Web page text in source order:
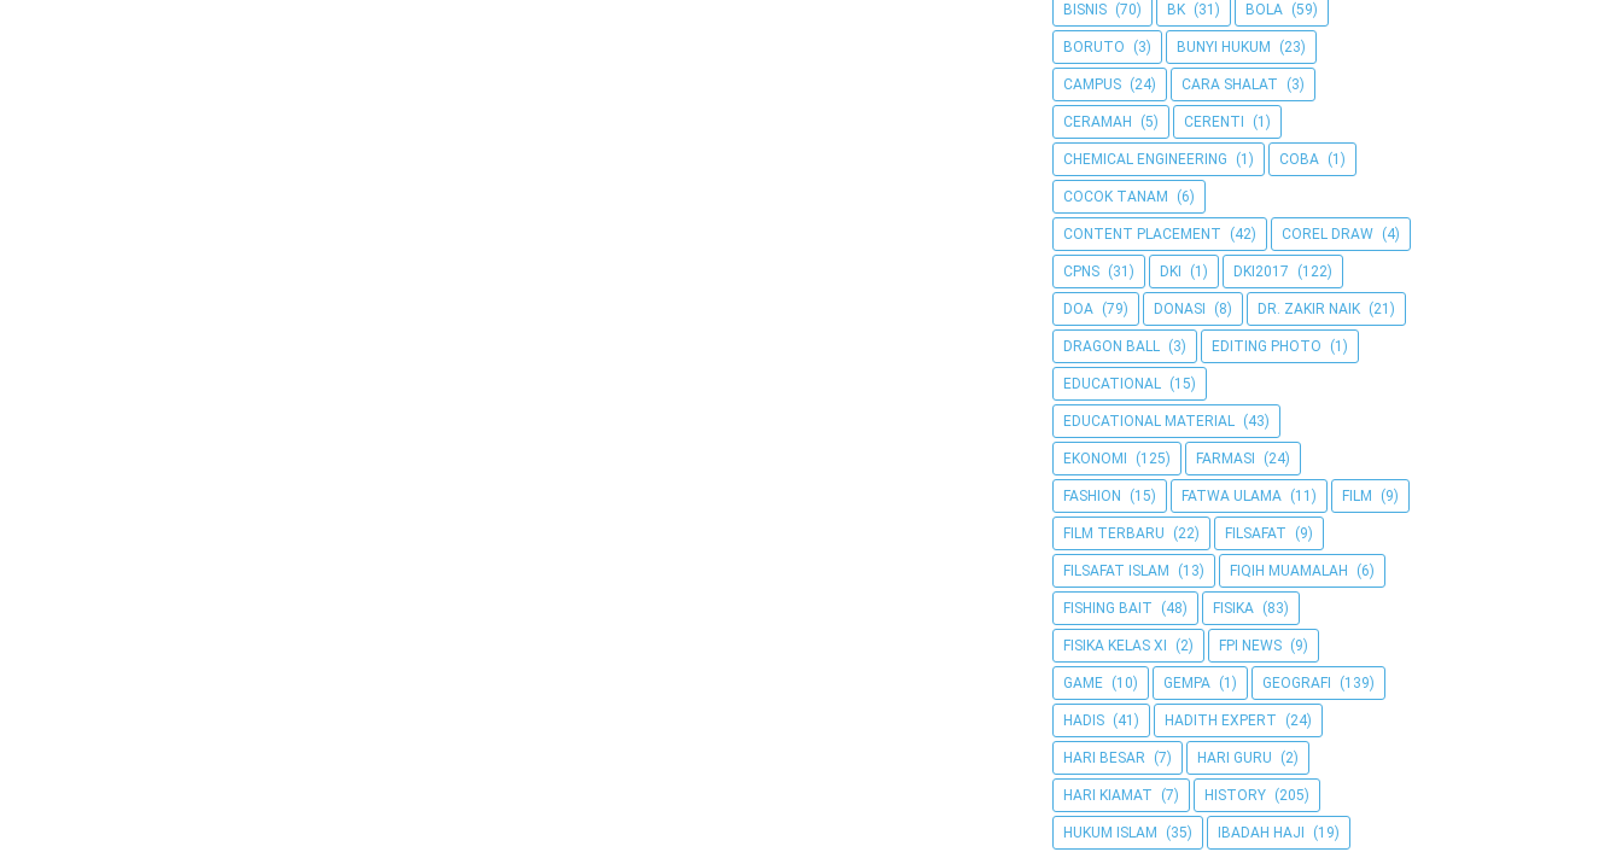
BISNIS (70) BK (31) BOLA (59)
BORUTO (3) BUNYI HUKUM (23)
CAMPUS (24) CARA SHALAT (3)
CERAMAH (5) CERENTI (1)
CHEMICAL ENGINEERING (1) COBA (1)
COCOK TANAM (6)
CONTENT PLACEMENT (42) COREL DRAW (4)
CPNS (31) DKI (1) DKI2017 (122)
DOA (79) DONASI (8) DR. ZAKIR NAIK (21)
DRAGON BALL (3) EDITING PHOTO (1)
EDUCATIONAL (15)
EDUCATIONAL MATERIAL (43)
EKONOMI (125) FARMASI (24)
FASHION (15) FATWA ULAMA (11) FILM (9)
FILM TERBARU (22) FILSAFAT (9)
FILSAFAT ISLAM (13) FIQIH MUAMALAH (6)
FISHING BAIT (48) FISIKA (83)
FISIKA KELAS XI (2) FPI NEWS (9)
GAME (10) GEMPA (1) GEOGRAFI (139)
HADIS (41) HADITH EXPERT (24)
HARI BESAR (7) HARI GURU (2)
HARI KIAMAT (7) HISTORY (205)
HUKUM ISLAM (35) IBADAH HAJI (19)